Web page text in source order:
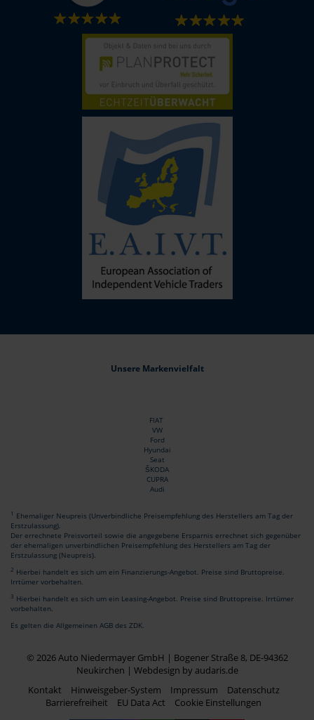
Unsere Markenvielfalt
FIAT
VW
Ford
Hyundai
Seat
ŠKODA
CUPRA
Audi
1 Ehemaliger Neupreis (Unverbindliche Preisempfehlung des Herstellers am Tag der
Erstzulassung).
Der errechnete Preisvorteil sowie die angegebene Ersparnis errechnet sich gegenüber
der ehemaligen unverbindlichen Preisempfehlung des Herstellers am Tag der
Erstzulassung (Neupreis).
2 Hierbei handelt es sich um ein Finanzierungs-Angebot. Preise sind Bruttopreise.
Irrtümer vorbehalten.
3 Hierbei handelt es sich um ein Leasing-Angebot. Preise sind Bruttopreise. Irrtümer
vorbehalten.
Es gelten die Allgemeinen AGB des ZDK.
© 2026 Auto Niedermayer GmbH | Bogener Straße 8, DE-94362
Neukirchen | Webdesign by audaris.de
Kontakt
Hinweisgeber-System Impressum
Datenschutz
Barrierefreiheit
EU Data Act Cookie Einstellungen